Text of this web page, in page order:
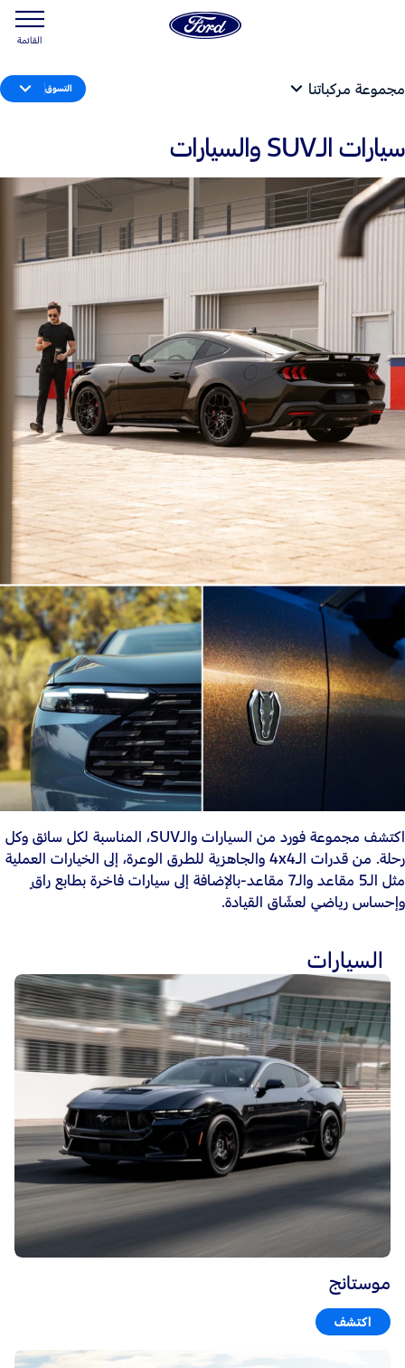
القائمة
مجموعة مركباتنا التسوق
سيارات الـSUV والسيارات
اكتشف مجموعة فورد من السيارات والـSUV، المناسبة لكل سائق وكل
رحلة. من قدرات الـ4x4 والجاهزية للطرق الوعرة، إلى الخيارات العملية
مثل الـ5 مقاعد والـ7 مقاعد-بالإضافة إلى سيارات فاخرة بطابع راقٍ
وإحساس رياضي لعشّاق القيادة.
السيارات
موستانج
اكتشف